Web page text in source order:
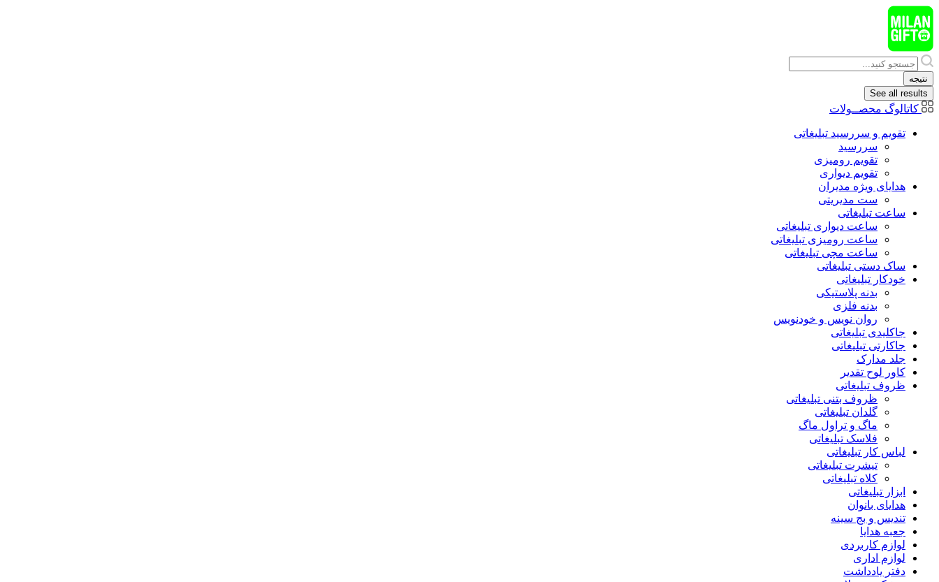
پرش
به
محتوا
Search
...
نتیجه
See all results
کاتالوگ محصــولات
تقویم و سررسید تبلیغاتی
سررسید
تقویم رومیزی
تقویم دیواری
هدایای ويژه مدیران
ست مدیریتی
ساعت تبلیغاتی
ساعت دیواری تبلیغاتی
ساعت رومیزی تبلیغاتی
ساعت مچی تبلیغاتی
ساک دستی تبلیغاتی
خودکار تبلیغاتی
بدنه پلاستیکی
بدنه فلزی
روان نویس و خودنویس
جاکلیدی تبلیغاتی
جاکارتی تبلیغاتی
جلد مدارک
کاور لوح تقدیر
ظروف تبلیغاتی
ظروف بتنی تبلیغاتی
گلدان تبلیغاتی
ماگ و تراول ماگ
فلاسک تبلیغاتی
لباس کار تبلیغاتی
تیشرت تبلیغاتی
کلاه تبلیغاتی
ابزار تبلیغاتی
هدایای بانوان
تندیس و بج سینه
جعبه هدایا
لوازم کاربردی
لوازم اداری
دفتر یادداشت